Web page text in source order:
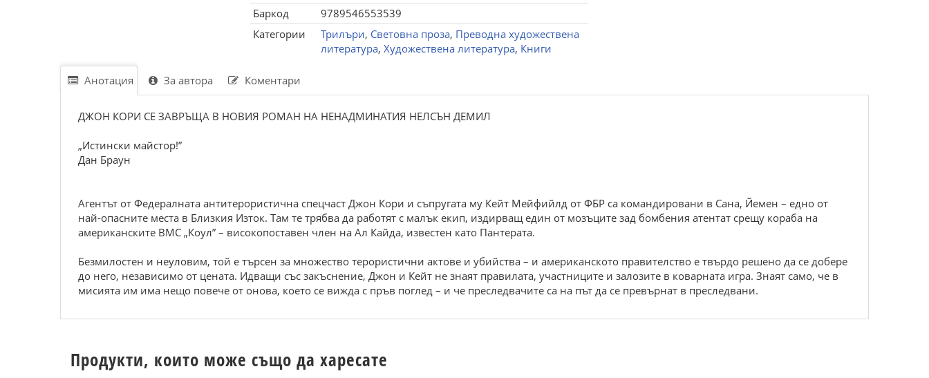
Баркод
9789546553539
Категории
Трилъри, Световна проза, Преводна художествена
литература, Художествена литература, Книги
Анотация За автора Коментари
ДЖОН КОРИ СЕ ЗАВРЪЩА В НОВИЯ РОМАН НА НЕНАДМИНАТИЯ НЕЛСЪН ДЕМИЛ
„Истински майстор!”
Дан Браун
Агентът от Федералната антитерористична спецчаст Джон Кори и съпругата му Кейт Мейфийлд от ФБР са командировани в Сана, Йемен – едно от
най-опасните места в Близкия Изток. Там те трябва да работят с малък екип, издирващ един от мозъците зад бомбения атентат срещу кораба на
американските ВМС „Коул” – високопоставен член на Ал Кайда, известен като Пантерата.
Безмилостен и неуловим, той е търсен за множество терористични актове и убийства – и американското правителство е твърдо решено да се добере
до него, независимо от цената. Идващи със закъснение, Джон и Кейт не знаят правилата, участниците и залозите в коварната игра. Знаят само, че в
мисията им има нещо повече от онова, което се вижда с пръв поглед – и че преследвачите са на път да се превърнат в преследвани.
Продукти, които може също да харесате